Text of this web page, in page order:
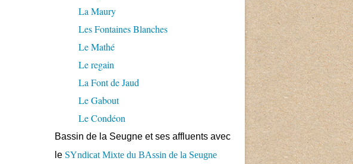
La Maury
Les Fontaines Blanches
Le Mathé
Le regain
La Font de Jaud
Le Gabout
Le Condéon
Bassin de la Seugne et ses affluents avec
le SYndicat Mixte du BAssin de la Seugne